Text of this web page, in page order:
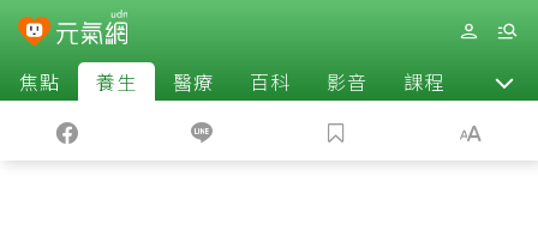
焦點 養生 醫療 百科 影音 課程 退休